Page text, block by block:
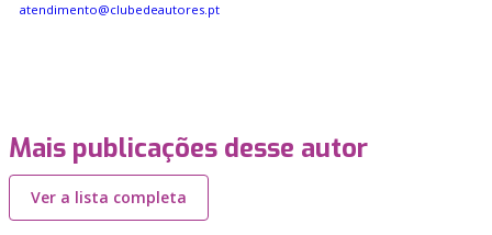
atendimento@clubedeautores.pt
Mais publicações desse autor
Ver a lista completa